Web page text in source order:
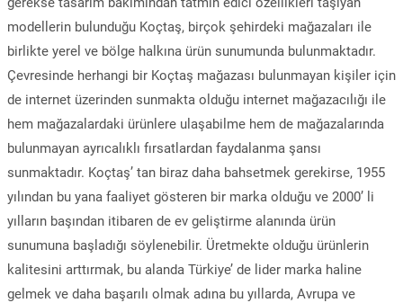
modellerin bulunduğu Koçtaş, birçok şehirdeki mağazaları ile
birlikte yerel ve bölge halkına ürün sunumunda bulunmaktadır.
Çevresinde herhangi bir Koçtaş mağazası bulunmayan kişiler için
de internet üzerinden sunmakta olduğu internet mağazacılığı ile
hem mağazalardaki ürünlere ulaşabilme hem de mağazalarında
bulunmayan ayrıcalıklı fırsatlardan faydalanma şansı
sunmaktadır. Koçtaş’ tan biraz daha bahsetmek gerekirse, 1955
yılından bu yana faaliyet gösteren bir marka olduğu ve 2000’ li
yılların başından itibaren de ev geliştirme alanında ürün
sunumuna başladığı söylenebilir. Üretmekte olduğu ürünlerin
kalitesini arttırmak, bu alanda Türkiye’ de lider marka haline
gelmek ve daha başarılı olmak adına bu yıllarda, Avrupa ve